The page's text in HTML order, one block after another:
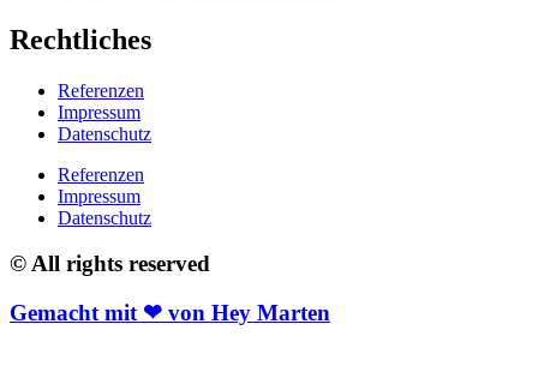
Rechtliches
Referenzen
Impressum
Datenschutz
Referenzen
Impressum
Datenschutz
© All rights reserved
Gemacht mit ❤ von Hey Marten